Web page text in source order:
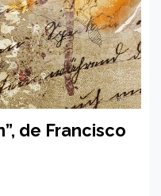
de Francisco